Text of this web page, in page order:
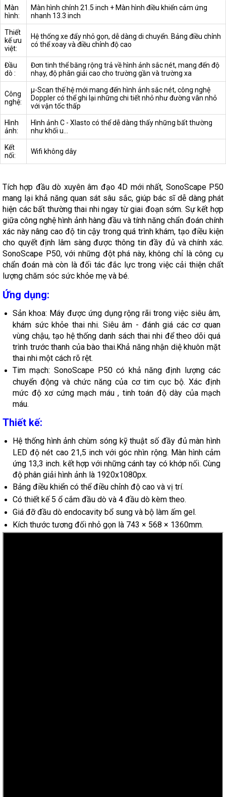
Màn
hình:
Màn hình chính 21.5 inch + Màn hình điều khiển cảm ứng
nhanh 13.3 inch
Thiết
kế ưu
việt:
Hệ thống xe đẩy nhỏ gọn, dễ dàng di chuyển. Bảng điều chỉnh
có thể xoay và điều chỉnh độ cao
Đầu
dò :
Đơn tinh thể băng rộng trả về hình ảnh sắc nét, mang đến độ
nhạy, độ phân giải cao cho trường gần và trường xa
Công
nghệ:
μ-Scan thế hệ mới mang đến hình ảnh sắc nét, công nghệ
Doppler có thể ghi lại những chi tiết nhỏ như đường vân nhỏ
với vận tốc thấp
Hình
ảnh:
Hình ảnh C - Xlasto có thể dễ dàng thấy những bất thường
như khối u...
Kết
nối:
Wifi không dây
Tích hợp đầu dò xuyên âm đạo 4D mới nhất, SonoScape P50
mang lại khả năng quan sát sâu sắc, giúp bác sĩ dễ dàng phát
hiện các bất thường thai nhi ngay từ giai đoạn sớm. Sự kết hợp
giữa công nghệ hình ảnh hàng đầu và tính năng chẩn đoán chính
xác này nâng cao độ tin cậy trong quá trình khám, tạo điều kiện
cho quyết định lâm sàng được thông tin đầy đủ và chính xác.
SonoScape P50, với những đột phá này, không chỉ là công cụ
chẩn đoán mà còn là đối tác đắc lực trong việc cải thiện chất
lượng chăm sóc sức khỏe mẹ và bé.
Ứng dụng:
Sản khoa: Máy được ứng dụng rộng rãi trong việc siêu âm,
khám sức khỏe thai nhi. Siêu âm - đánh giá các cơ quan
vùng chậu, tạo hệ thống danh sách thai nhi để theo dõi quá
trình trước thanh của bào thai.Khả năng nhận diệ khuôn mặt
thai nhi một cách rõ rệt.
Tim mạch: SonoScape P50 có khả năng định lượng các
chuyển động và chức năng của cơ tim cục bộ. Xác định
mức độ xơ cứng mạch máu , tinh toán độ dày của mạch
máu.
Thiết kế:
Hệ thống hình ảnh chùm sóng kỹ thuật số đầy đủ màn hình
LED độ nét cao 21,5 inch với góc nhìn rộng. Màn hình cảm
ứng 13,3 inch. kết hợp với những cánh tay có khớp nối. Cùng
độ phân giải hình ảnh là 1920x1080px.
Bảng điều khiển có thể điều chỉnh độ cao và vị trí.
Có thiết kế 5 ổ cắm đầu dò và 4 đầu dò kèm theo.
Giá đỡ đầu dò endocavity bổ sung và bộ làm ấm gel.
Kích thước tương đối nhỏ gọn là 743 × 568 × 1360mm.